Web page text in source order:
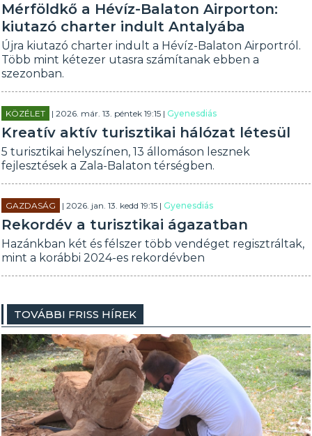
Mérföldkő a Hévíz-Balaton Airporton:
kiutazó charter indult Antalyába
Újra kiutazó charter indult a Hévíz-Balaton Airportról.
Több mint kétezer utasra számítanak ebben a
szezonban.
KÖZÉLET | 2026. már. 13. péntek 19:15 |Gyenesdiás
Kreatív aktív turisztikai hálózat létesül
5 turisztikai helyszínen, 13 állomáson lesznek
fejlesztések a Zala-Balaton térségben.
GAZDASÁG | 2026. jan. 13. kedd 19:15 |Gyenesdiás
Rekordév a turisztikai ágazatban
Hazánkban két és félszer több vendéget regisztráltak,
mint a korábbi 2024-es rekordévben
TOVÁBBI FRISS HÍREK